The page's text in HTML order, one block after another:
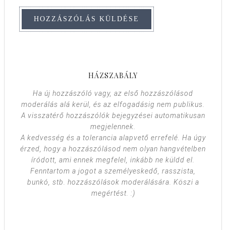
HÁZSZABÁLY
Ha új hozzászóló vagy, az első hozzászólásod
moderálás alá kerül, és az elfogadásig nem publikus.
A visszatérő hozzászólók bejegyzései automatikusan
megjelennek.
A kedvesség és a tolerancia alapvető errefelé. Ha úgy
érzed, hogy a hozzászólásod nem olyan hangvételben
íródott, ami ennek megfelel, inkább ne küldd el.
Fenntartom a jogot a személyeskedő, rasszista,
bunkó, stb. hozzászólások moderálására. Köszi a
megértést. :)